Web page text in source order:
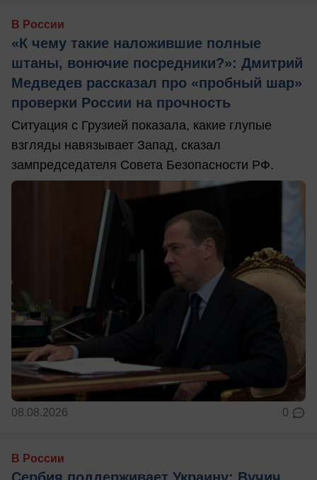
В России
«К чему такие наложившие полные
штаны, вонючие посредники?»: Дмитрий
Медведев рассказал про «пробный шар»
проверки России на прочность
Ситуация с Грузией показала, какие глупые
взгляды навязывает Запад, сказал
зампредседателя Совета Безопасности РФ.
08.08.2026 0
В России